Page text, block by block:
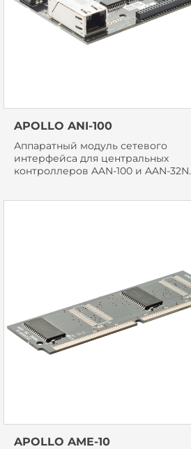
APOLLO ANI-100
Аппаратный модуль сетевого
интерфейса для центральных
контроллеров AAN-100 и AAN-32N.
APOLLO AME-10